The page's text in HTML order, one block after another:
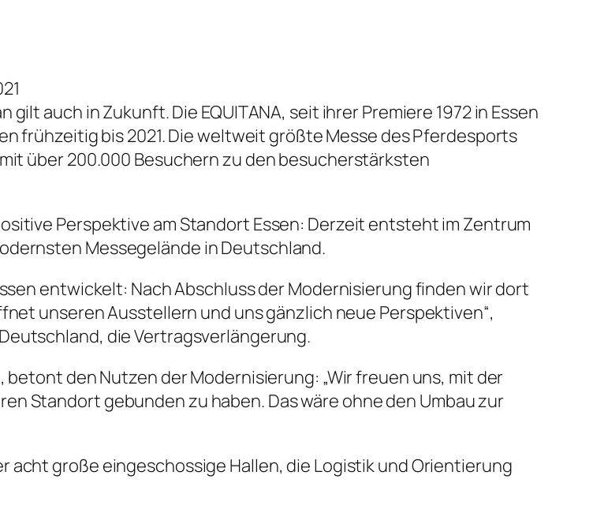
auch in Zukunft. Die EQUITANA, seit ihrer Premiere 1972 in Essen
frühzeitig bis 2021. Die weltweit größte Messe des Pferdesports
über 200.000 Besuchern zu den besucherstärksten
Perspektive am Standort Essen: Derzeit entsteht im Zentrum
Messegelände in Deutschland.
entwickelt: Nach Abschluss der Modernisierung finden wir dort
unseren Ausstellern und uns gänzlich neue Perspektiven“,
die Vertragsverlängerung.
den Nutzen der Modernisierung: „Wir freuen uns, mit der
Standort gebunden zu haben. Das wäre ohne den Umbau zur
acht große eingeschossige Hallen, die Logistik und Orientierung